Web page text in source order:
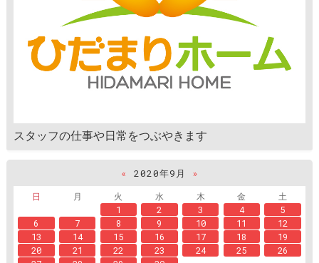
スタッフの仕事や日常をつぶやきます
« 2020年9月
»
日
月 火 水 木 金
土
1
2 3 4
5
6
7 8 9 10 11
12
13
14 15 16 17 18
19
20
21 22 23 24 25
26